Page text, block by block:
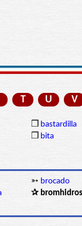
T U V
❒ bastardilla
❒ bita
➳ brocado
✰